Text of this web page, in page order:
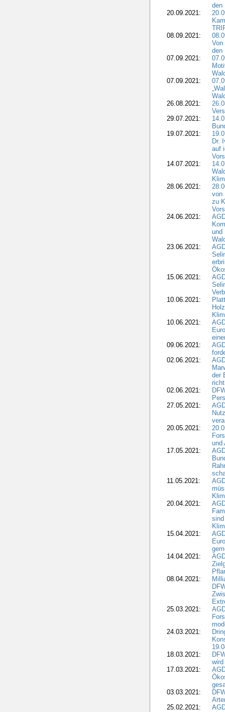
den
20.09.2021:
08.09.2021:
den
07.09.2021:
07.09.2021:
26.08.2021:
29.07.2021:
19.07.2021:
Dr.
auf
14.07.2021:
28.06.2021:
von
zu
24.06.2021:
und
23.06.2021:
15.06.2021:
10.06.2021:
10.06.2021:
09.06.2021:
02.06.2021:
der
02.06.2021:
27.05.2021:
20.05.2021:
und
17.05.2021:
11.05.2021:
20.04.2021:
15.04.2021:
14.04.2021:
08.04.2021:
25.03.2021:
24.03.2021:
18.03.2021:
17.03.2021:
03.03.2021:
25.02.2021: